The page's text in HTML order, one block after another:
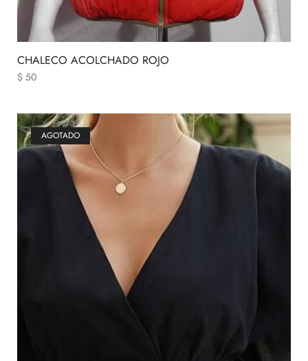
CHALECO ACOLCHADO ROJO
$ 50
AGOTADO